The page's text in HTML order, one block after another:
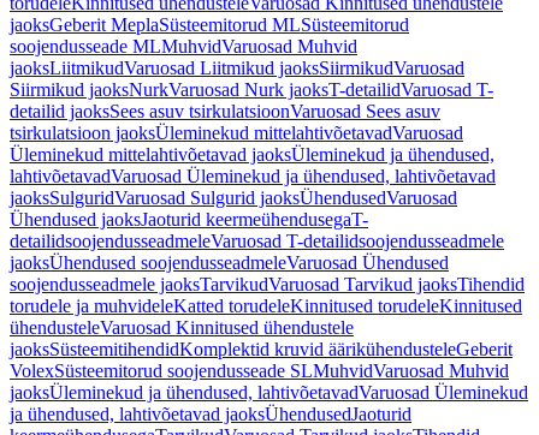
jaoksGeberit MeplaSüsteemitorud MLSüsteemitorud
soojendusseade MLMuhvidVaruosad Muhvid
jaoksLiitmikudVaruosad Liitmikud jaoksSiirmikudVaruosad
Siirmikud jaoksNurkVaruosad Nurk jaoksT-detailidVaruosad T-
detailid jaoksSees asuv tsirkulatsioonVaruosad Sees asuv
tsirkulatsioon jaoksÜleminekud mittelahtivõetavadVaruosad
Üleminekud mittelahtivõetavad jaoksÜleminekud ja ühendused,
lahtivõetavadVaruosad Üleminekud ja ühendused, lahtivõetavad
jaoksSulguridVaruosad Sulgurid jaoksÜhendusedVaruosad
Ühendused jaoksJaoturid keermeühendusegaT-
detailidsoojendusseadmeleVaruosad T-detailidsoojendusseadmele
jaoksÜhendused soojendusseadmeleVaruosad Ühendused
soojendusseadmele jaoksTarvikudVaruosad Tarvikud jaoksTihendid
torudele ja muhvideleKatted torudeleKinnitused torudeleKinnitused
ühendusteleVaruosad Kinnitused ühendustele
jaoksSüsteemitihendidKomplektid kruvid äärikühendusteleGeberit
VolexSüsteemitorud soojendusseade SLMuhvidVaruosad Muhvid
jaoksÜleminekud ja ühendused, lahtivõetavadVaruosad Üleminekud
ja ühendused, lahtivõetavad jaoksÜhendusedJaoturid